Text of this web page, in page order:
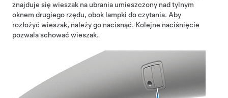
znajduje się wieszak na ubrania umieszczony nad tylnym
oknem drugiego rzędu, obok lampki do czytania. Aby
rozłożyć wieszak, należy go nacisnąć. Kolejne naciśnięcie
pozwala schować wieszak.